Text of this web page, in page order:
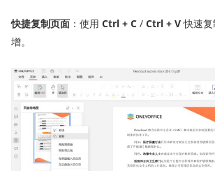
快捷复制页面 ：使用 Ctrl + C / Ctrl + V快速
增。